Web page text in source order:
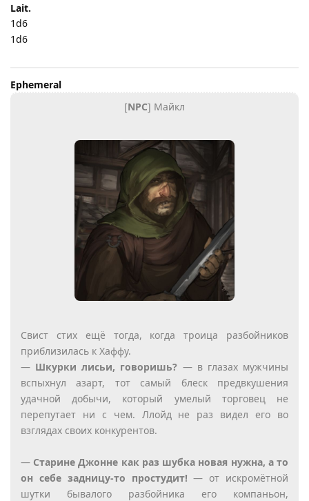
Lait.​
1d6
1d6
Ephemeral
[NPC] Майкл
Свист стих ещё тогда, когда троица разбойников
приблизилась к Хаффу.
— Шкурки лисьи, говоришь? — в глазах мужчины
вспыхнул азарт, тот самый блеск предвкушения
удачной добычи, который умелый торговец не
перепутает ни с чем. Ллойд не раз видел его во
взглядах своих конкурентов.
— Старине Джонне как раз шубка новая нужна, а то
он себе задницу-то простудит! — от искромётной
шутки бывалого разбойника его компаньон,